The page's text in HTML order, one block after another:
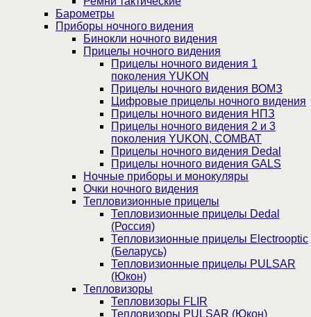
Барометры
Приборы ночного видения
Бинокли ночного видения
Прицелы ночного видения
Прицелы ночного видения 1
поколения YUKON
Прицелы ночного видения ВОМЗ
Цифровые прицелы ночного видения
Прицелы ночного видения НПЗ
Прицелы ночного видения 2 и 3
поколения YUKON, COMBAT
Прицелы ночного видения Dedal
Прицелы ночного видения GALS
Ночные приборы и монокуляры
Очки ночного видения
Тепловизионные прицелы
Тепловизионные прицелы Dedal
(Россия)
Тепловизионные прицелы Electrooptic
(Беларусь)
Тепловизионные прицелы PULSAR
(Юкон)
Тепловизоры
Тепловизоры FLIR
Тепловизоры PULSAR (Юкон)